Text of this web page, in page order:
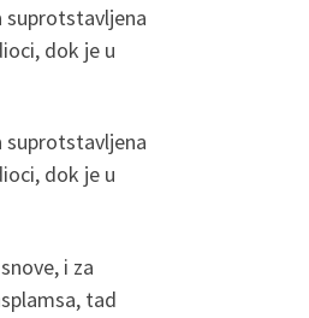
suprotstavljena
dok je u
suprotstavljena
dok je u
i za
tad